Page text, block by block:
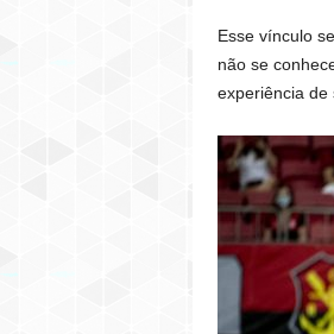
Esse vínculo
não se
experiência de